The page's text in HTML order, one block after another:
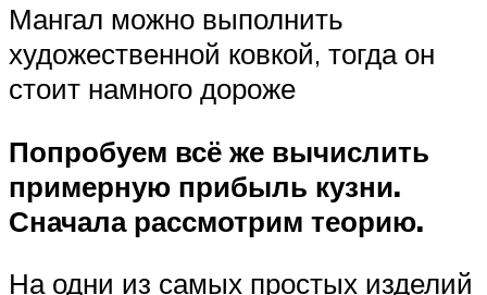
Мангал можно выполнить
художественной ковкой, тогда он
стоит намного дороже
Попробуем всё же вычислить
примерную прибыль кузни.
Сначала рассмотрим теорию.
На одни из самых простых изделий